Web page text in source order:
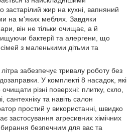
застарілий жир на кухні, вапняний
на м'яких меблях. Завдяки
він не тільки очищає, а й
бактерії та алергени, що
з маленькими дітьми та
забезпечує тривалу роботу без
дозаправки. У комплекті 8 насадок, які
різні поверхні: плитку, скло,
сантехніку та навіть салон
простий у використанні, швидко
застосування агресивних хімічних
безпечним для вас та